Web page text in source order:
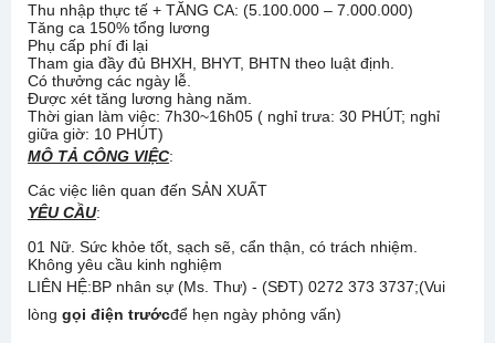
Thu nhập thực tế + TĂNG CA: (5.100.000 – 7.000.000)
Tăng ca 150% tổng lương
Phụ cấp phí đi lại
Tham gia đầy đủ BHXH, BHYT, BHTN theo luật định.
Có thưởng các ngày lễ.
Được xét tăng lương hàng năm.
Thời gian làm việc: 7h30~16h05 ( nghỉ trưa: 30 PHÚT; nghỉ
giữa giờ: 10 PHÚT)
MÔ TẢ CÔNG VIỆC:
Các việc liên quan đến SẢN XUẤT
YÊU CẦU:
01 Nữ. Sức khỏe tốt, sạch sẽ, cẩn thận, có trách nhiệm.
Không yêu cầu kinh nghiệm
LIÊN HỆ:BP nhân sự (Ms. Thư) - (SĐT) 0272 373 3737;(Vui
lòng gọi điện trướcđể hẹn ngày phỏng vấn)